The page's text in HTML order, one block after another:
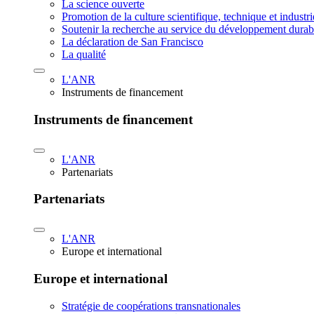
La science ouverte
Promotion de la culture scientifique, technique et
Soutenir la recherche au service du développement
La déclaration de San Francisco
La qualité
L'ANR
Instruments de financement
Instruments de financement
L'ANR
Partenariats
Partenariats
L'ANR
Europe et international
Europe et international
Stratégie de coopérations transnationales